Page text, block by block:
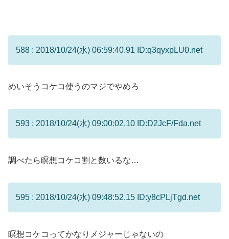
588 : 2018/10/24(水) 06:59:40.91 ID:q3qyxpLU0.net
めいそうコケコ使うのマジでやめろ
593 : 2018/10/24(水) 09:00:02.10 ID:D2JcF/Fda.net
調べたら瞑想コケコ割と数いるな…
595 : 2018/10/24(水) 09:48:52.15 ID:y8cPLjTgd.net
瞑想コケコってかなりメジャーじゃないの